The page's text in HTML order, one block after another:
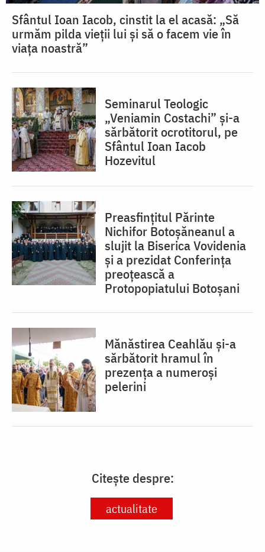
Sfântul Ioan Iacob, cinstit la el acasă: „Să
urmăm pilda vieții lui și să o facem vie în
viața noastră”
Seminarul Teologic
„Veniamin Costachi” și-a
sărbătorit ocrotitorul, pe
Sfântul Ioan Iacob
Hozevitul
Preasfințitul Părinte
Nichifor Botoșăneanul a
slujit la Biserica Vovidenia
și a prezidat Conferința
preoțească a
Protopopiatului Botoșani
Mănăstirea Ceahlău și-a
sărbătorit hramul în
prezența a numeroși
pelerini
Citește despre:
actualitate